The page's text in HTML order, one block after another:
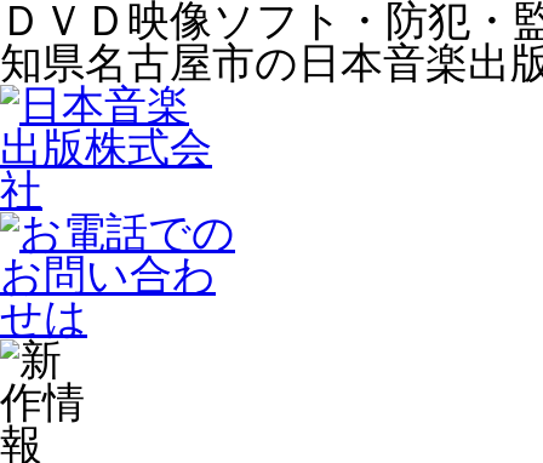
ＤＶＤ映像ソフト・防犯・
知県名古屋市の日本音楽出